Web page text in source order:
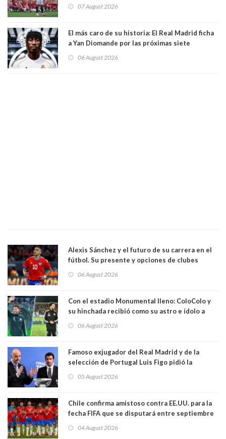
07 August 2026
El más caro de su historia: El Real Madrid ficha
a Yan Diomande por las próximas siete
06 August 2026
Alexis Sánchez y el futuro de su carrera en el
fútbol. Su presente y opciones de clubes
06 August 2026
Con el estadio Monumental lleno: ColoColo y
su hinchada recibió como su astro e ídolo a
06 August 2026
Famoso exjugador del Real Madrid y de la
selección de Portugal Luis Figo pidió la
comportamiento más bajo y cobarde que he
05 August 2026
Chile confirma amistoso contra EE.UU. para la
fecha FIFA que se disputará entre septiembre
04 August 2026